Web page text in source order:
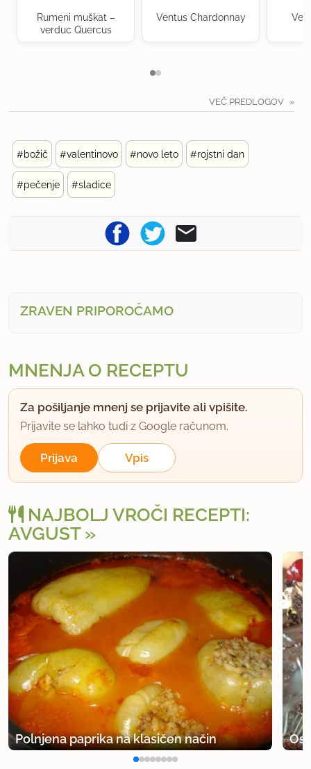
Rumeni muškat –
verduc Quercus
Ventus Chardonnay
VEČ PREDLOGOV
#božič #valentinovo #novo leto #rojstni dan
#pečenje #sladice
ZRAVEN PRIPOROČAMO
MNENJA O RECEPTU
Za pošiljanje mnenj se prijavite ali vpišite.
Prijavite se lahko tudi z Google računom.
Prijava Vpis
NAJBOLJ VROČI RECEPTI:
AVGUST
Polnjena paprika na klasičen način